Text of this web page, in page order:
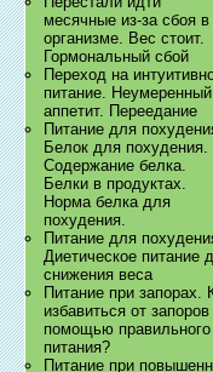
месячные из-за сбоя в
организме. Вес стоит.
Гормональный сбой
Переход на
питание. Неумеренный
аппетит. Переедание
Питание для
Белок для похудения.
Содержание белка.
Белки в продуктах.
Норма белка для
похудения.
Питание для
Диетическое питание
снижения веса
Питание при запорах.
избавиться от запоров
помощью правильного
питания?
Питание при